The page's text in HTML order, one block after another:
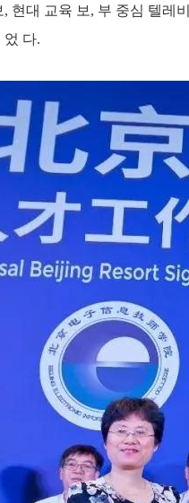
현대 교육 보, 부 중심 텔레
었 다.